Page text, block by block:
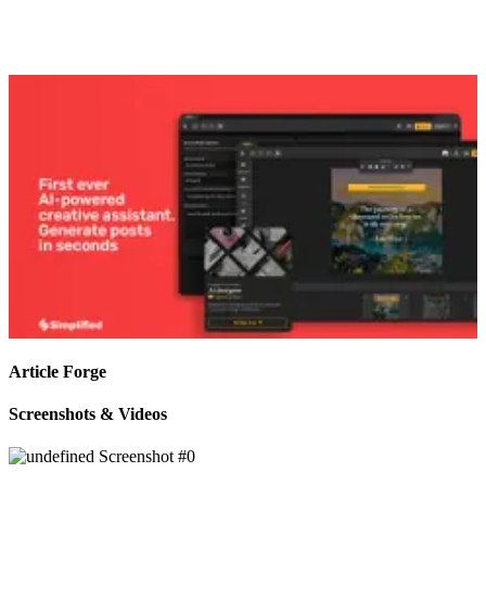
Article Forge
Screenshots & Videos